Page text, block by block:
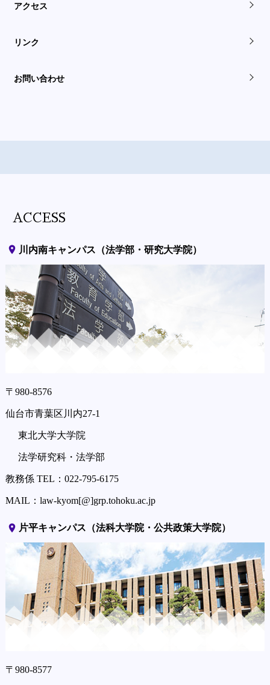
アクセス
リンク
お問い合わせ
ACCESS
place 川内南キャンパス（法学部・研究大学院）
〒980-8576
仙台市青葉区川内27-1
東北大学大学院
法学研究科・法学部
教務係 TEL：022-795-6175
MAIL：law-kyom[@]grp.tohoku.ac.jp
place 片平キャンパス（法科大学院・公共政策大学院）
〒980-8577